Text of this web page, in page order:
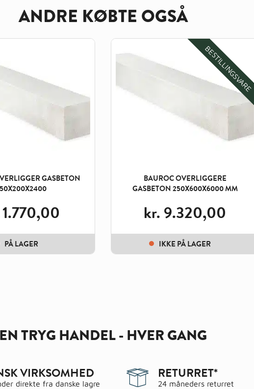
ANDRE KØBTE OGSÅ
GASBETON
1.770,00
PÅ LAGER
BESTILLINGSVARE
BAUROC OVERLIGGERE
GASBETON 250X600X6000 MM
kr.9.320,00
IKKE PÅ LAGER
EN TRYG HANDEL - HVER GANG
VIRKSOMHED
direkte fra danske lagre
RETURRET*
24 måneders returret